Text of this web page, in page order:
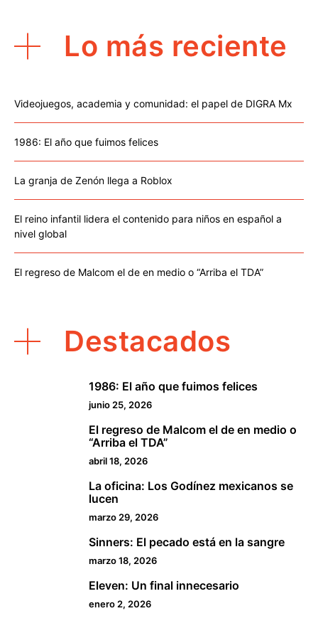
Lo más reciente
Videojuegos, academia y comunidad: el papel de DIGRA Mx
1986: El año que fuimos felices
La granja de Zenón llega a Roblox
El reino infantil lidera el contenido para niños en español a
nivel global
El regreso de Malcom el de en medio o “Arriba el TDA”
Destacados
1986: El año que fuimos felices
junio 25, 2026
El regreso de Malcom el de en medio o
“Arriba el TDA”
abril 18, 2026
La oficina: Los Godínez mexicanos se
lucen
marzo 29, 2026
Sinners: El pecado está en la sangre
marzo 18, 2026
Eleven: Un final innecesario
enero 2, 2026